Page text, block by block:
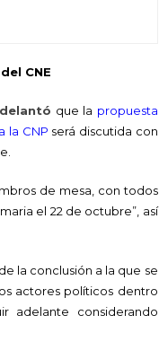
CNE
que la propuesta
la CNP será discutida con
de mesa, con todos
el 22 de octubre”, así
la conclusión a la que se
actores políticos dentro
adelante considerando